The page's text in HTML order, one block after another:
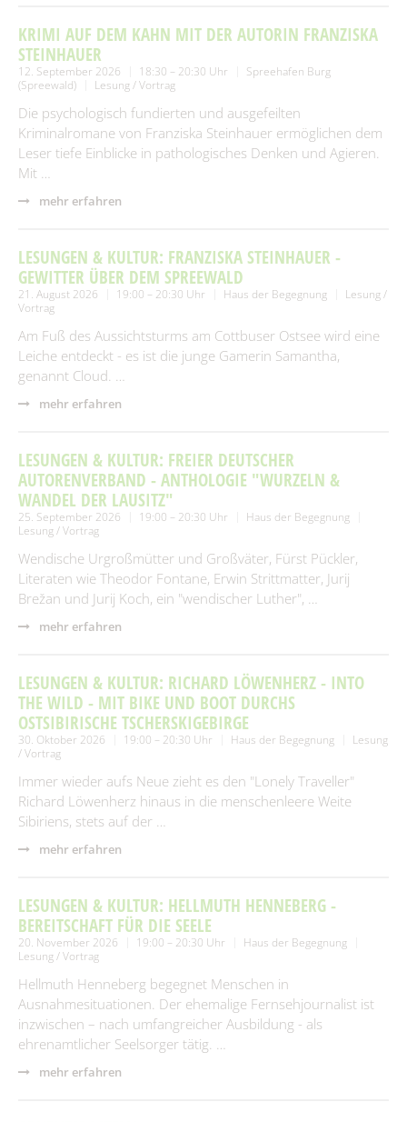
KRIMI AUF DEM KAHN MIT DER AUTORIN FRANZISKA
STEINHAUER
12. September 2026 18:30 – 20:30 Uhr
Spreehafen Burg
(Spreewald)
Lesung / Vortrag
Die psychologisch fundierten und ausgefeilten
Kriminalromane von Franziska Steinhauer ermöglichen dem
Leser tiefe Einblicke in pathologisches Denken und Agieren.
Mit …
mehr erfahren
LESUNGEN & KULTUR: FRANZISKA STEINHAUER -
GEWITTER ÜBER DEM SPREEWALD
21. August 2026 19:00 – 20:30 Uhr Haus der Begegnung
Lesung /
Vortrag
Am Fuß des Aussichtsturms am Cottbuser Ostsee wird eine
Leiche entdeckt - es ist die junge Gamerin Samantha,
genannt Cloud. …
mehr erfahren
LESUNGEN & KULTUR: FREIER DEUTSCHER
AUTORENVERBAND - ANTHOLOGIE "WURZELN &
WANDEL DER LAUSITZ"
25. September 2026 19:00 – 20:30 Uhr
Haus der Begegnung
Lesung / Vortrag
Wendische Urgroßmütter und Großväter, Fürst Pückler,
Literaten wie Theodor Fontane, Erwin Strittmatter, Jurij
Brežan und Jurij Koch, ein "wendischer Luther", …
mehr erfahren
LESUNGEN & KULTUR: RICHARD LÖWENHERZ - INTO
THE WILD - MIT BIKE UND BOOT DURCHS
OSTSIBIRISCHE TSCHERSKIGEBIRGE
30. Oktober 2026 19:00 – 20:30 Uhr Haus der Begegnung
Lesung
/ Vortrag
Immer wieder aufs Neue zieht es den "Lonely Traveller"
Richard Löwenherz hinaus in die menschenleere Weite
Sibiriens, stets auf der …
mehr erfahren
LESUNGEN & KULTUR: HELLMUTH HENNEBERG -
BEREITSCHAFT FÜR DIE SEELE
20. November 2026 19:00 – 20:30 Uhr
Haus der Begegnung
Lesung / Vortrag
Hellmuth Henneberg begegnet Menschen in
Ausnahmesituationen. Der ehemalige Fernsehjournalist ist
inzwischen – nach umfangreicher Ausbildung - als
ehrenamtlicher Seelsorger tätig. …
mehr erfahren